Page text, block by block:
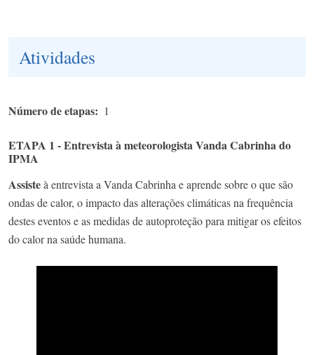
Atividades
Número de etapas 1
ETAPA 1 - Entrevista à meteorologista Vanda Cabrinha do
IPMA
Assisteà entrevista a Vanda Cabrinha e aprende sobre o que são
ondas de calor, o impacto das alterações climáticas na frequência
destes eventos e as medidas de autoproteção para mitigar os efeitos
do calor na saúde humana.